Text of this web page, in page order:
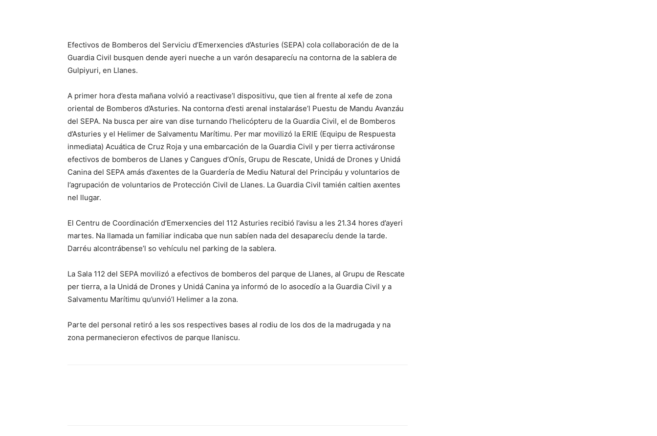
Efectivos de Bomberos del Serviciu d’Emerxencies d’Asturies (SEPA) cola collaboración de de la
Guardia Civil busquen dende ayeri nueche a un varón desaparecíu na contorna de la sablera de
Gulpiyuri, en Llanes.
A primer hora d’esta mañana volvió a reactivase’l dispositivu, que tien al frente al xefe de zona
oriental de Bomberos d’Asturies. Na contorna d’esti arenal instalaráse’l Puestu de Mandu Avanzáu
del SEPA. Na busca per aire van dise turnando l’helicópteru de la Guardia Civil, el de Bomberos
d’Asturies y el Helimer de Salvamentu Marítimu. Per mar movilizó la ERIE (Equipu de Respuesta
inmediata) Acuática de Cruz Roja y una embarcación de la Guardia Civil y per tierra activáronse
efectivos de bomberos de Llanes y Cangues d’Onís, Grupu de Rescate, Unidá de Drones y Unidá
Canina del SEPA amás d’axentes de la Guardería de Mediu Natural del Principáu y voluntarios de
l’agrupación de voluntarios de Protección Civil de Llanes. La Guardia Civil tamién caltien axentes
nel llugar.
El Centru de Coordinación d’Emerxencies del 112 Asturies recibió l’avisu a les 21.34 hores d’ayeri
martes. Na llamada un familiar indicaba que nun sabíen nada del desaparecíu dende la tarde.
Darréu alcontrábense’l so vehículu nel parking de la sablera.
La Sala 112 del SEPA movilizó a efectivos de bomberos del parque de Llanes, al Grupu de Rescate
per tierra, a la Unidá de Drones y Unidá Canina ya informó de lo asocedío a la Guardia Civil y a
Salvamentu Marítimu qu’unvió’l Helimer a la zona.
Parte del personal retiró a les sos respectives bases al rodiu de los dos de la madrugada y na
zona permanecieron efectivos de parque llaniscu.